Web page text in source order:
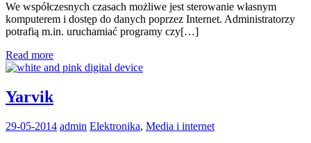
We współczesnych czasach możliwe jest sterowanie własnym
komputerem i dostęp do danych poprzez Internet. Administratorzy
potrafią m.in. uruchamiać programy czy[…]
Read more
Yarvik
29-05-2014 admin Elektronika, Media i internet